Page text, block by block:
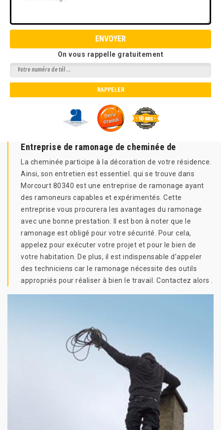
On vous rappelle gratuitement
Entreprise de ramonage de cheminée de
La cheminée participe à la décoration de votre résidence.
Ainsi, son entretien est essentiel. qui se trouve dans
Morcourt 80340 est une entreprise de ramonage ayant
des ramoneurs capables et expérimentés. Cette
entreprise vous procurera les avantages du ramonage
avec une bonne prestation. Il est bon à noter que le
ramonage est obligé pour votre sécurité. Pour cela,
appelez pour exécuter votre projet et pour le bien de
votre habitation. De plus, il est indispensable d’appeler
des techniciens car le ramonage nécessite des outils
appropriés pour réaliser à bien le travail. Contactez alors .